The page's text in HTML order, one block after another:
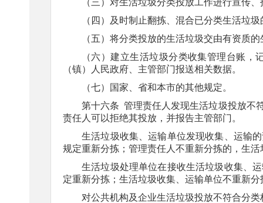
（三）对生活垃圾分类投放工作进行宣传
（四）及时制止翻拣、混合已分类生活垃
（五）将分类投放的生活垃圾交由有资质
（六）建立生活垃圾分类收集管理台账
（镇）人民政府、主管部门报送相关数据。
（七）国家、省和本市的其他规定。
第十六条管理责任人发现生活垃圾投放不
责任人可以拒绝其投放，并报告主管部门。
生活垃圾收集、运输单位发现收集、运输
规定重新分拣；管理责任人不重新分拣的，生
生活垃圾处理单位在接收生活垃圾收集、
定重新分拣；生活垃圾收集、运输单位不重新
对公共机构及企业生活垃圾投放不符合分